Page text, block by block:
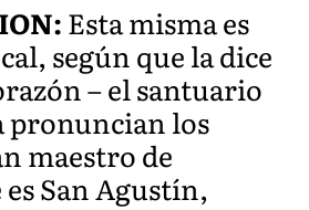
Esta misma es
según que la dice
– el santuario
pronuncian los
maestro de
San Agustín,